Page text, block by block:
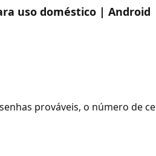
uso doméstico | Android
prováveis, o número de